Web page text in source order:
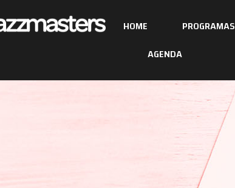
HOME PROGRAMAS
AGENDA